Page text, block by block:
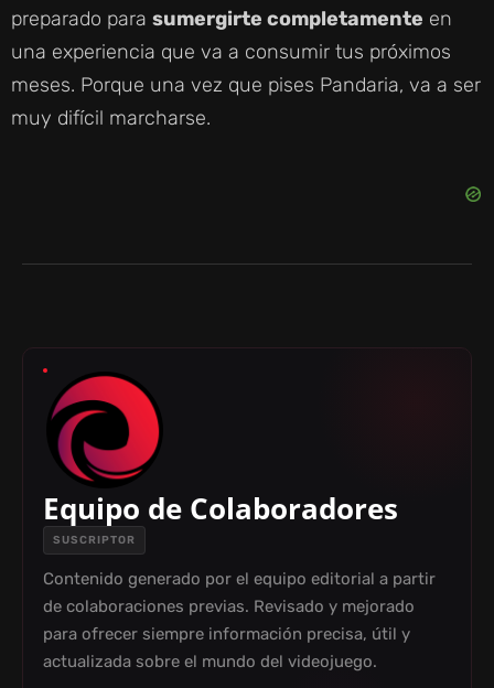
preparado para sumergirte completamente en
una experiencia que va a consumir tus próximos
meses. Porque una vez que pises Pandaria, va a ser
muy difícil marcharse.
Equipo de Colaboradores
SUSCRIPTOR
Contenido generado por el equipo editorial a partir
de colaboraciones previas. Revisado y mejorado
para ofrecer siempre información precisa, útil y
actualizada sobre el mundo del videojuego.